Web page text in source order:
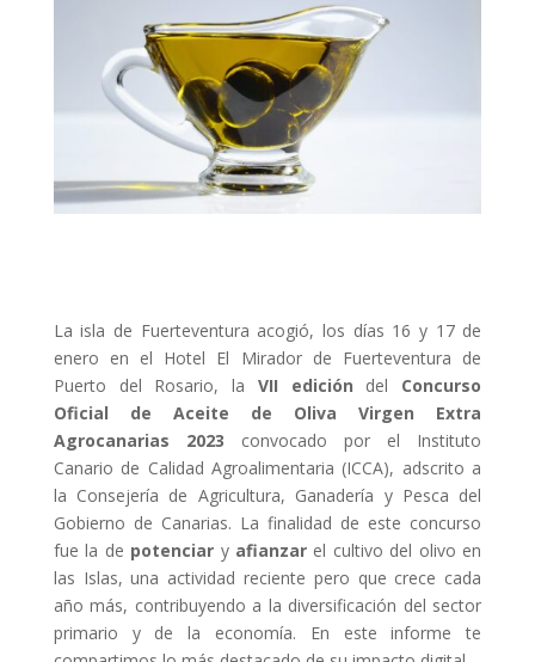
La isla de Fuerteventura acogió, los días 16 y 17 de
enero en el Hotel El Mirador de Fuerteventura de
Puerto del Rosario, la VII edición del Concurso
Oficial de Aceite de Oliva Virgen Extra
Agrocanarias 2023 convocado por el Instituto
Canario de Calidad Agroalimentaria (ICCA), adscrito a
la Consejería de Agricultura, Ganadería y Pesca del
Gobierno de Canarias. La finalidad de este concurso
fue la de potenciar y afianzar el cultivo del olivo en
las Islas, una actividad reciente pero que crece cada
año más, contribuyendo a la diversificación del sector
primario y de la economía. En este informe te